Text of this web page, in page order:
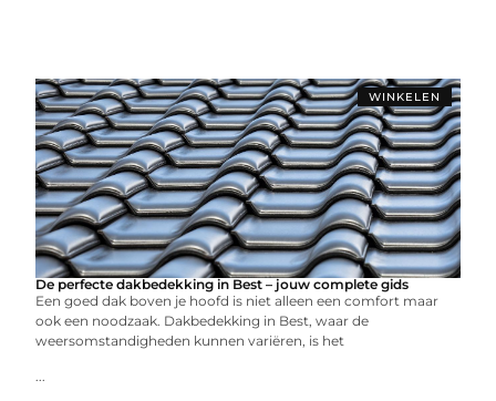
WINKELEN
De perfecte dakbedekking in Best – jouw complete gids
Een goed dak boven je hoofd is niet alleen een comfort maar
ook een noodzaak. Dakbedekking in Best, waar de
weersomstandigheden kunnen variëren, is het
...